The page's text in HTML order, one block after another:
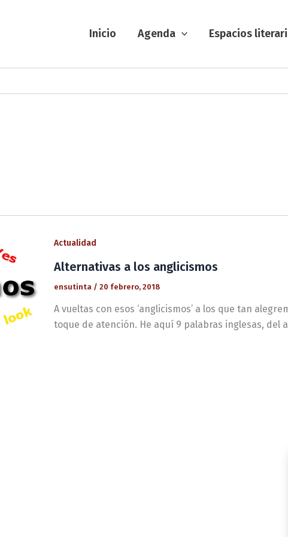
Inicio Agenda Espacios
Actualidad
Alternativas a los anglicismos
ensutinta / 20 febrero, 2018
A vueltas con esos ‘anglicismos’ a los que tan
toque de atención. He aquí 9 palabras inglesas, del